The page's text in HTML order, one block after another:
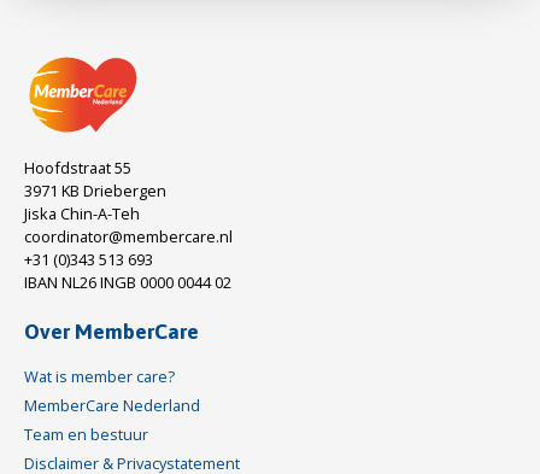
Hoofdstraat 55
3971 KB Driebergen
Jiska Chin-A-Teh
coordinator@membercare.nl
+31 (0)343 513 693
IBAN NL26 INGB 0000 0044 02
Over MemberCare
Wat is member care?
MemberCare Nederland
Team en bestuur
Disclaimer & Privacystatement